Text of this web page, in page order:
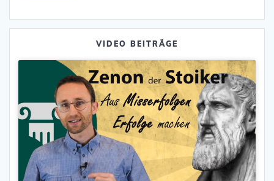
VIDEO BEITRÄGE